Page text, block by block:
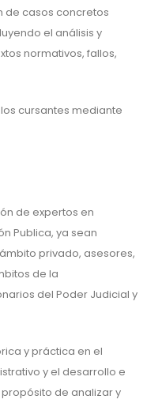
de casos concretos
el análisis y
normativos, fallos,
cursantes mediante
de expertos en
Publica, ya sean
privado, asesores,
de la
del Poder Judicial y
y práctica en el
y el desarrollo e
de analizar y